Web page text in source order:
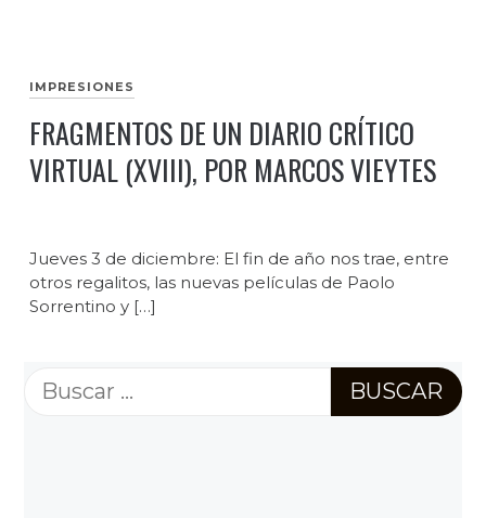
IMPRESIONES
FRAGMENTOS DE UN DIARIO CRÍTICO
VIRTUAL (XVIII), POR MARCOS VIEYTES
Jueves 3 de diciembre: El fin de año nos trae, entre
otros regalitos, las nuevas películas de Paolo
Sorrentino y […]
Buscar: